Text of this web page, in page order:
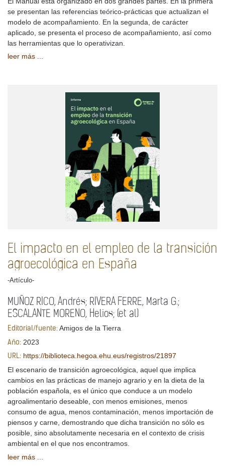
se presentan las referencias teórico-prácticas que actualizan el
modelo de acompañamiento. En la segunda, de carácter
aplicado, se presenta el proceso de acompañamiento, así como
las herramientas que lo operativizan.
leer más ...
El impacto en el empleo de la transición
agroecológica en España
-Artículo-
MUÑOZ RICO, Andrés; RIVERA FERRE, Marta G.;
ESCALANTE MORENO, Helios; (et al)
Editorial/fuente: Amigos de la Tierra
Año: 2023
URL: https://biblioteca.hegoa.ehu.eus/registros/21897
El escenario de transición agroecológica, aquel que implica
cambios en las prácticas de manejo agrario y en la dieta de la
población española, es el único que conduce a un modelo
agroalimentario deseable, con menos emisiones, menos
consumo de agua, menos contaminación, menos importación de
piensos y carne, demostrando que dicha transición no sólo es
posible, sino absolutamente necesaria en el contexto de crisis
ambiental en el que nos encontramos.
leer más ...